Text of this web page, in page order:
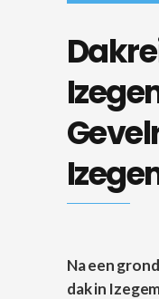
Na een
dak in